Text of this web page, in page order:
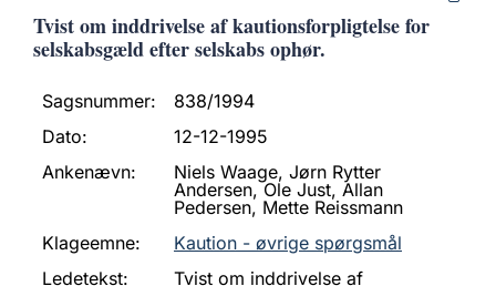
Tvist om inddrivelse af kautionsforpligtelse for
selskabsgæld efter selskabs ophør.
Sagsnummer:
838/1994
Dato:
12-12-1995
Ankenævn:
Niels Waage, Jørn Rytter
Andersen, Ole Just, Allan
Pedersen, Mette Reissmann
Klageemne:
Kaution - øvrige spørgsmål
Ledetekst:
Tvist om inddrivelse af